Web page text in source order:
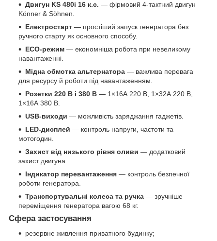
Двигун KS 480i 16 к.с. — фірмовий 4-тактний двигун
Könner & Söhnen.
Електростарт — простіший запуск генератора без
ручного старту як основного способу.
ECO-режим — економніша робота при невеликому
навантаженні.
Мідна обмотка альтернатора — важлива перевага
для ресурсу й роботи під навантаженням.
Розетки 220 В і 380 В — 1×16А 220 В, 1×32А 220 В,
1×16А 380 В.
USB-виходи — можливість заряджання гаджетів.
LED-дисплей — контроль напруги, частоти та
мотогодин.
Захист від низького рівня оливи — додатковий
захист двигуна.
Індикатор перевантаження — контроль безпечної
роботи генератора.
Транспортувальні колеса та ручка — зручніше
переміщення генератора вагою 68 кг.
Сфера застосування
резервне живлення приватного будинку;